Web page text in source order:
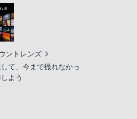
ントレンズ
て、今まで撮れなかっ
よう